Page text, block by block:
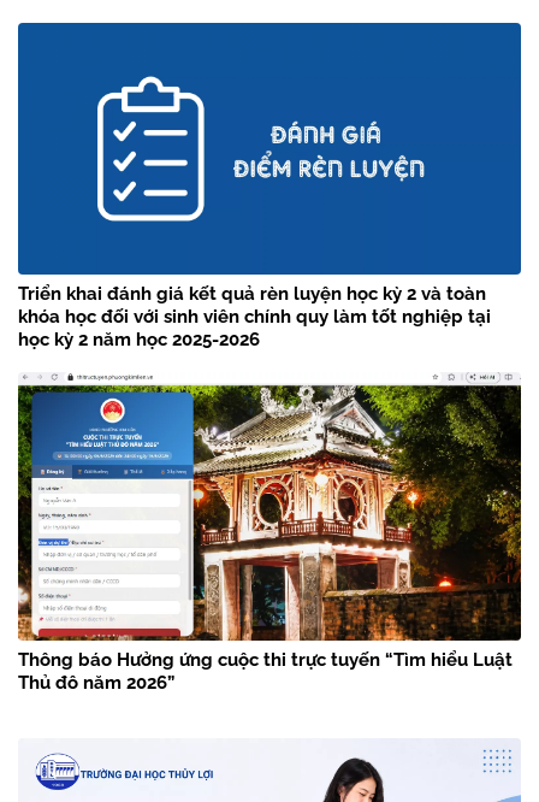
Triển khai đánh giá kết quả rèn luyện học kỳ 2 và toàn
khóa học đối với sinh viên chính quy làm tốt nghiệp tại
học kỳ 2 năm học 2025-2026
Thông báo Hưởng ứng cuộc thi trực tuyến “Tìm hiểu Luật
Thủ đô năm 2026”